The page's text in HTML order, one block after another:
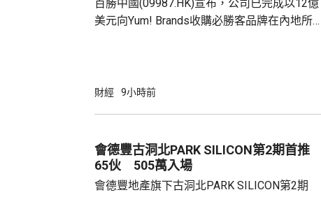
個人所得稅，是國際通行做法，亦是中國個人
所得稅法實施以來，一直堅持的基本原則...
百勝中國(09987.HK)宣布，公司已完成以12億
美元向Yum! Brands收購必勝客品牌在內地所
800家。 免去向Yum! Brands支付3%的特許經
2.8%。在計入交易相關成本、利息...
財經 9小時前
會德豐古洞北PARK SILICON第2期首推
65伙 505萬入場
會德豐地產旗下古洞北PARK SILICON第2期